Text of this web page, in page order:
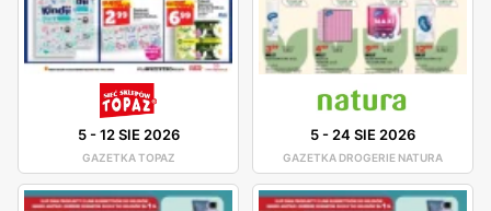
5-12 SIE 2026
GAZETKA TOPAZ
5-24 SIE 2026
GAZETKA DROGERIE NATURA